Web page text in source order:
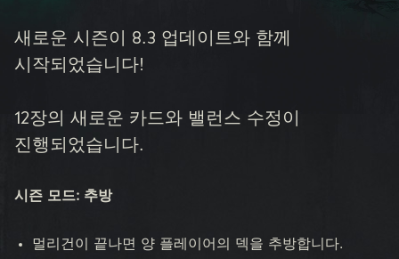
새로운 시즌이 8.3 업데이트와 함께
시작되었습니다!
12장의 새로운 카드와 밸런스 수정이
진행되었습니다.
시즌 모드: 추방
멀리건이 끝나면 양 플레이어의 덱을 추방합니다.